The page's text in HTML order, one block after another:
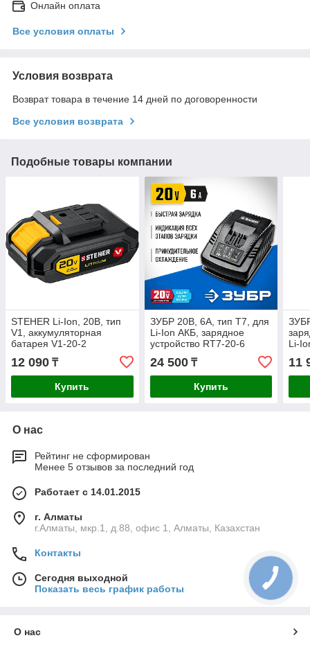
Онлайн оплата
Все условия оплаты
Условия возврата
Возврат товара в течение 14 дней по договоренности
Все условия возврата
Подобные товары компании
STEHER Li-Ion, 20В, тип
V1, аккумуляторная
батарея V1-20-2
12 090 ₸
Купить
ЗУБР 20В, 6А, тип T7, для
Li-Ion АКБ, зарядное
устройство RT7-20-6
Профессионал
24 500₸
Купить
Li-
11
О нас
Рейтинг не сформирован
Менее 5 отзывов за последний год
Работает с 14.01.2015
г. Алматы
г.Алматы, мкр.1, д.88, офис 1, Алматы, Казахстан
Контакты
Сегодня выходной
Показать весь график работы
О нас